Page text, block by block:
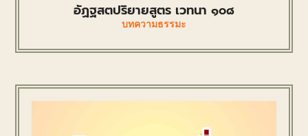
อัฏฐสตปริยายสูตร เวทนา ๑๐๘
บทความธรรมะ